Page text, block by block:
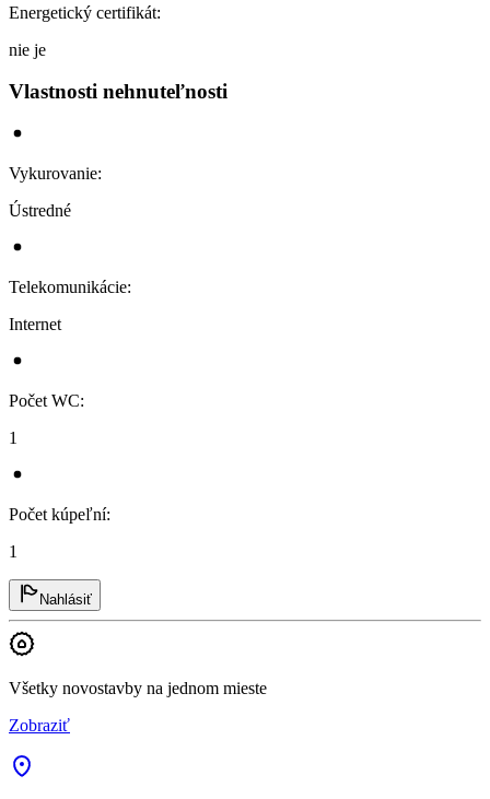
Energetický certifikát:
nie je
Vlastnosti nehnuteľnosti
Vykurovanie:
Ústredné
Telekomunikácie:
Internet
Počet WC:
1
Počet kúpeľní:
1
Nahlásiť
Všetky novostavby na jednom mieste
Zobraziť